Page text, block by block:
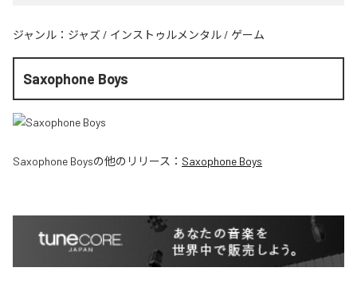
ジャンル： ジャズ / インストゥルメンタル / ゲーム
Saxophone Boys
Saxophone Boysの他のリリース： Saxophone Boys